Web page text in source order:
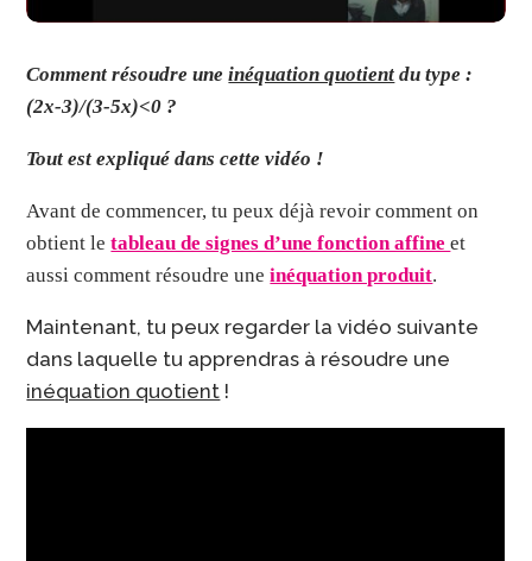
Comment résoudre uneinéquation quotient du type :
(2x-3)/(3-5x)<0 ?
Tout est expliqué dans cette vidéo !
Avant de commencer, tu peux déjà revoir comment on
obtient letableau de signes d’une fonction affineet
aussi comment résoudre uneinéquation produit.
Maintenant, tu peux regarder la vidéo suivante
dans laquelle tu apprendras à résoudre une
inéquation quotient !